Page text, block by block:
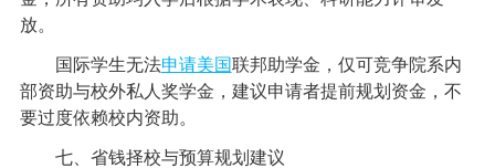
放。
国际学生无法申请美国联邦助学金，仅可竞争院系内
部资助与校外私人奖学金，建议申请者提前规划资金，不
要过度依赖校内资助。
七、省钱择校与预算规划建议